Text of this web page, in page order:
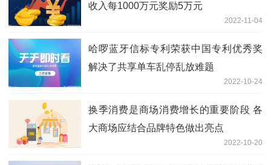
收入每1000万元奖励5万元
2022-11-04
哈啰蓝牙信标专利荣获中国专利优秀奖
解决了共享单车乱停乱放难题
2022-10-24
换季消费是商场消费增长的重要阶段 各
大商场应结合品牌特色做出亮点
2022-10-20